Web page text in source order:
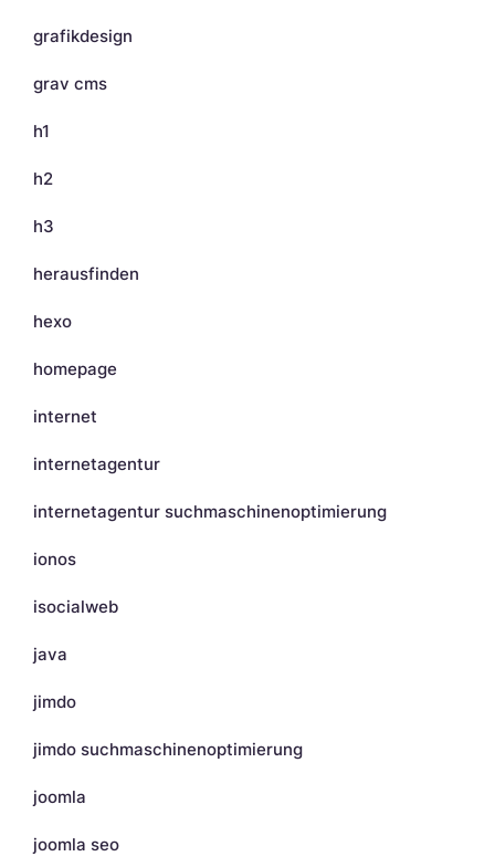
grafikdesign
grav cms
h1
h2
h3
herausfinden
hexo
homepage
internet
internetagentur
internetagentur suchmaschinenoptimierung
ionos
isocialweb
java
jimdo
jimdo suchmaschinenoptimierung
joomla
joomla seo